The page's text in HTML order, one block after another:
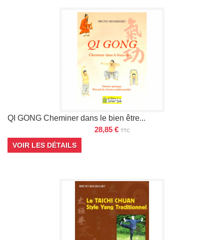
QI GONG Cheminer dans le bien être...
28,85 € TTC
VOIR LES DÉTAILS